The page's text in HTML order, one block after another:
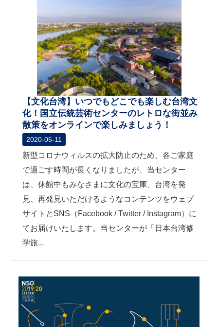
【文化台湾】いつでもどこでも楽しむ台湾文
化！国立伝統芸術センターのレトロな街並み
散策をオンラインで楽しみましょう！
2020-05-11
新型コロナウィルスの拡大防止のため、各ご家庭
で過ごす時間が長くなりましたが、当センター
は、休館中もみなさまに文化の宝庫、台湾を発
見、再発見いただけるようなコンテンツをウェブ
サイトとSNS（Facebook / Twitter / Instagram）に
てお届けいたします。当センターが「日本台湾修
学旅...